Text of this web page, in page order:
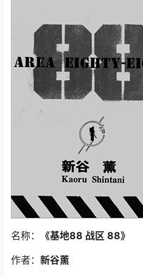
名称： 《基地88 战区 88》
作者： 新谷薰